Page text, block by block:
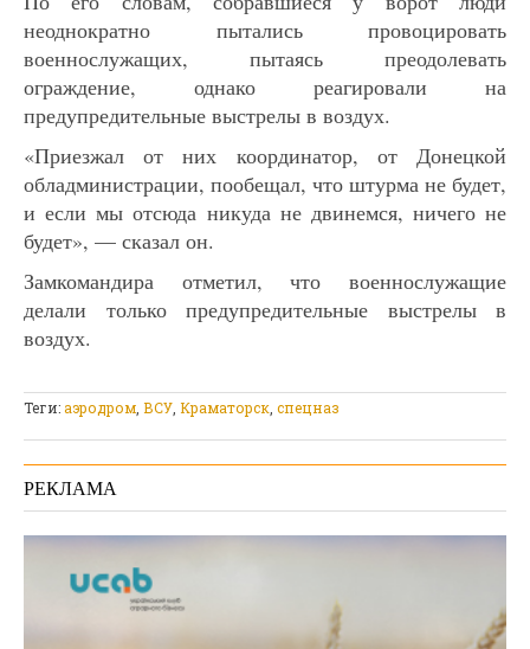
неоднократно пытались провоцировать
военнослужащих, пытаясь преодолевать
ограждение, однако реагировали на
предупредительные выстрелы в воздух.
«Приезжал от них координатор, от Донецкой
обладминистрации, пообещал, что штурма не будет,
и если мы отсюда никуда не двинемся, ничего не
будет», — сказал он.
Замкомандира отметил, что военнослужащие
делали только предупредительные выстрелы в
воздух.
Теги:аэродром ВСУ Краматорск спецназ
РЕКЛАМА